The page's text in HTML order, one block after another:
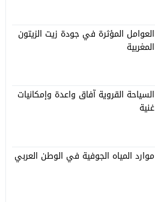
العوامل المؤثرة في جودة زيت الزيتون
المغربية
السياحة القروية آفاق واعدة وإمكانيات
غنية
موارد المياه الجوفية في الوطن العربي